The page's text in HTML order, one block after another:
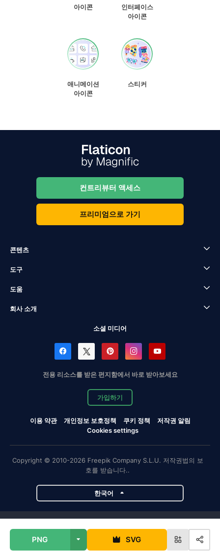
PNG SVG
아이콘
인터페이스
아이콘
애니메이션
아이콘
스티커
컨트리뷰터 액세스
프리미엄으로 가기
콘텐츠
도구
도움
회사 소개
소셜 미디어
전용 리소스를 받은 편지함에서 바로 받아보세요
가입하기
이용 약관 개인정보 보호정책 쿠키 정책
저작권 알림
Cookies settings
Copyright © 2010-2026 Freepik Company S.L.U. 저작권법의 보
호를 받습니다..
한국어